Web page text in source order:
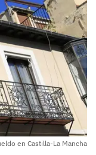
en Castilla-La Mancha